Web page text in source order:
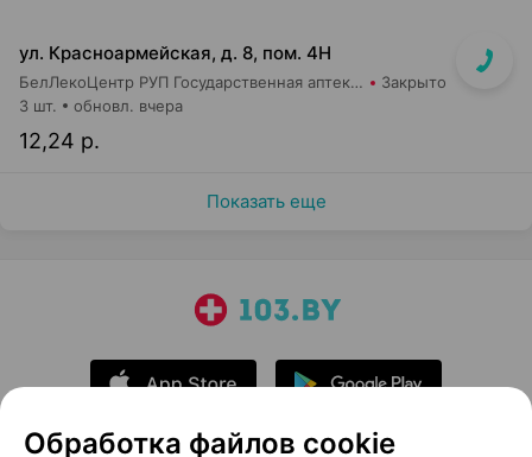
ул. Красноармейская, д. 8, пом. 4Н
БелЛекоЦентр РУП Государственная аптека №12 Закрыто
12,24 р.
3 шт. обновл. вчера
Показать еще
Обработка файлов cookie